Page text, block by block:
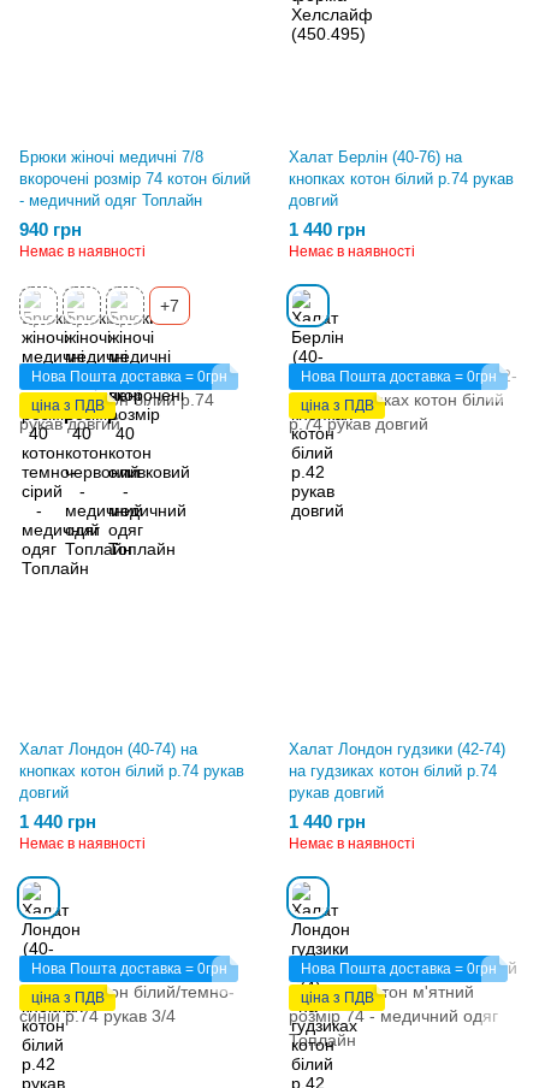
Брюки жіночі медичні 7/8
вкорочені розмір 74 котон білий
- медичний одяг Топлайн
940 грн
Немає в наявності
+7
Халат Берлін (40-76) на
кнопках котон білий р.74 рукав
довгий
1 440 грн
Немає в наявності
Нова Пошта доставка = 0грн
ціна з ПДВ
Халат Лондон (40-74) на
кнопках котон білий р.74 рукав
довгий
1 440 грн
Немає в наявності
Нова Пошта доставка = 0грн
ціна з ПДВ
Халат Лондон гудзики (42-74)
на гудзиках котон білий р.74
рукав довгий
1 440 грн
Немає в наявності
Нова Пошта доставка = 0грн
ціна з ПДВ
Нова Пошта доставка = 0грн
ціна з ПДВ